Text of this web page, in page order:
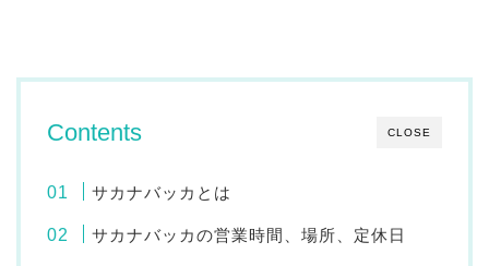
CLOSE
Contents
サカナバッカとは
サカナバッカの営業時間、場所、定休日